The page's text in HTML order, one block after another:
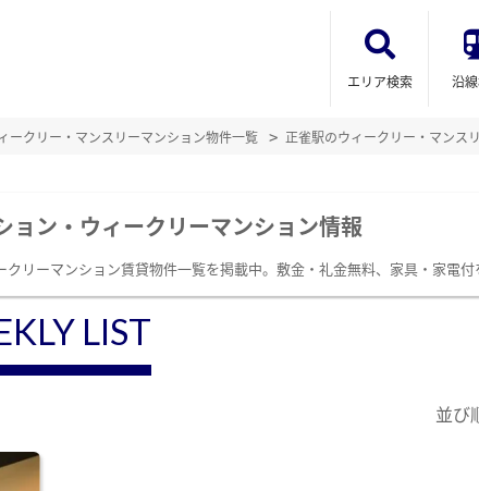
エリア検索 沿
ークリー・マンスリーマンション物件一覧 正雀駅のウィークリー・マンス
ョン・ウィークリーマンション情報
リーマンション賃貸物件一覧を掲載中。敷金・礼金無料、家具・家電
LIST
並び